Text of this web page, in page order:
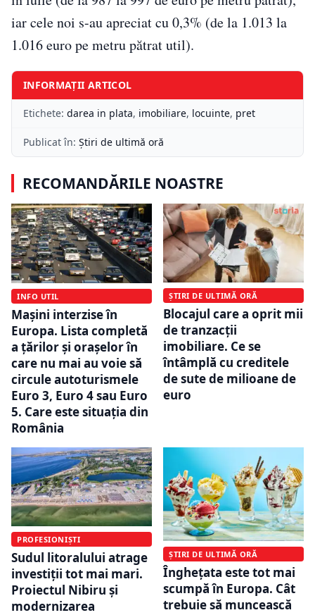
iar cele noi s-au apreciat cu 0,3% (de la 1.013 la
1.016 euro pe metru pătrat util).
INFORMAȚII ARTICOL
Etichete: darea in plata, imobiliare, locuinte, pret
Publicat în: Știri de ultimă oră
RECOMANDĂRILE NOASTRE
INFO UTIL
Mașini interzise în
Europa. Lista completă
a țărilor și orașelor în
care nu mai au voie să
circule autoturismele
Euro 3, Euro 4 sau Euro
5. Care este situația din
România
ȘTIRI DE ULTIMĂ ORĂ
Blocajul care a oprit mii
de tranzacții
imobiliare. Ce se
întâmplă cu creditele
de sute de milioane de
euro
PROFESIONIȘTI
Sudul litoralului atrage
investiții tot mai mari.
Proiectul Nibiru și
modernizarea
ȘTIRI DE ULTIMĂ ORĂ
Înghețata este tot mai
scumpă în Europa. Cât
trebuie să muncească